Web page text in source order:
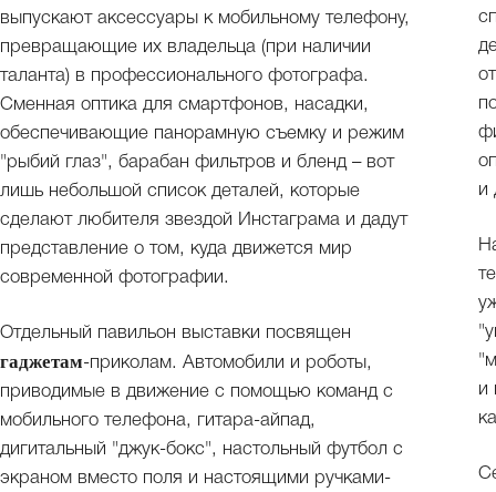
выпускают аксессуары к мобильному телефону,
превращающие их владельца (при наличии
таланта) в профессионального фотографа.
Сменная оптика для смартфонов, насадки,
обеспечивающие панорамную съемку и режим
"рыбий глаз", барабан фильтров и бленд – вот
лишь небольшой список деталей, которые
сделают любителя звездой Инстаграма и дадут
представление о том, куда движется мир
современной фотографии.
Отдельный павильон выставки посвящен
гаджетам-приколам. Автомобили и роботы,
приводимые в движение с помощью команд с
мобильного телефона, гитара-айпад,
дигитальный "джук-бокс", настольный футбол с
экраном вместо поля и настоящими ручками-
и
и